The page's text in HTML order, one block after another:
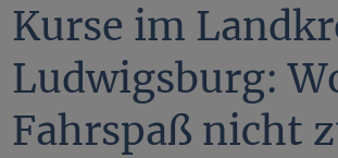
Kurse im
Ludwigsburg:
Fahrspaß nicht